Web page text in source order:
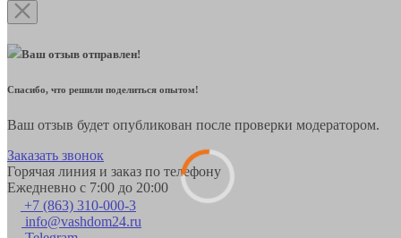
Ваш отзыв отправлен!
Спасибо, что решили поделиться опытом!
Ваш отзыв будет опубликован после проверки модератором.
Заказать звонок
Горячая линия и заказ по телефону
Ежедневно с 7:00 до 20:00
+7 (863) 310-000-3
info@vashdom24.ru